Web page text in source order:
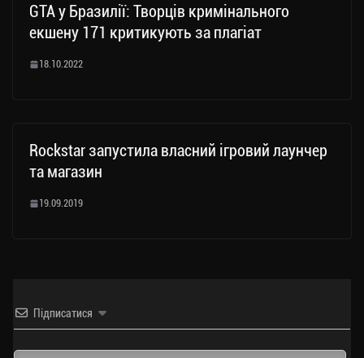
GTA у Бразилії: Творців кримінального
екшену 171 критикують за плагіат
18.10.2022
Rockstar запустила власний ігровий лаунчер
та магазин
19.09.2019
Підписатися